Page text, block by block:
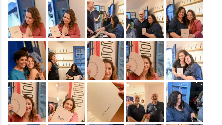
&nbsp; &nbsp; &nbsp; &nbsp; &nbsp;
&nbsp; &nbsp; &nbsp; &nbsp; &nbsp;
&nbsp; &nbsp; &nbsp; &nbsp;